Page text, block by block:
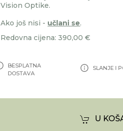
Vision Optike.
Ako još nisi - učlani se.
Redovna cijena: 390,00 €
BESPLATNA
DOSTAVA
SLANJE I
U